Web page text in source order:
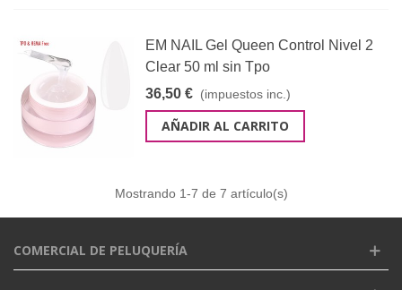
EM NAIL Gel Queen Control Nivel 2
Clear 50 ml sin Tpo
36,50 € (impuestos inc.)
AÑADIR AL CARRITO
Mostrando 1-7 de 7 artículo(s)
COMERCIAL DE PELUQUERÍA